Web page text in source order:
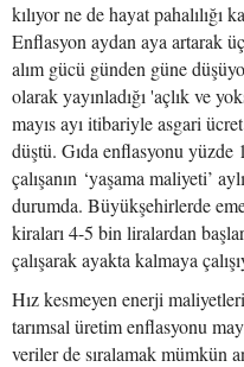
kılıyor ne de hayat pahalılığı
Enflasyon aydan aya artarak
alım gücü günden güne
olarak yayınladığı 'açlık ve
mayıs ayı itibariyle asgari
düştü. Gıda enflasyonu yüzde
çalışanın ‘yaşama maliyeti’
durumda. Büyükşehirlerde
kiraları 4-5 bin liralardan
çalışarak ayakta kalmaya
Hız kesmeyen enerji
tarımsal üretim enflasyonu
veriler de sıralamak mümkün